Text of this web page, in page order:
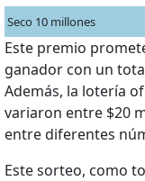
Seco 10 millones
Este premio
ganador con un
Además, la lotería
variaron entre $20
entre diferentes
Este sorteo, como